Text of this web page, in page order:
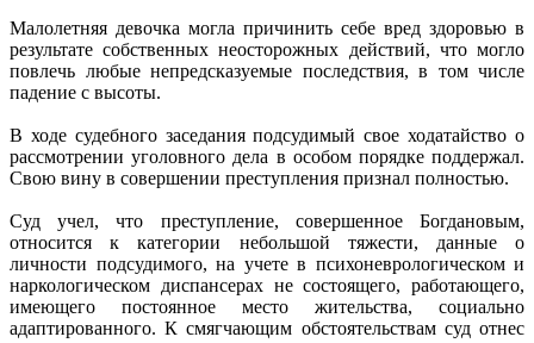
Малолетняя девочка могла причинить себе вред здоровью в
результате собственных неосторожных действий, что могло
повлечь любые непредсказуемые последствия, в том числе
падение с высоты.
В ходе судебного заседания подсудимый свое ходатайство о
рассмотрении уголовного дела в особом порядке поддержал.
Свою вину в совершении преступления признал полностью.
Суд учел, что преступление, совершенное Богдановым,
относится к категории небольшой тяжести, данные о
личности подсудимого, на учете в психоневрологическом и
наркологическом диспансерах не состоящего, работающего,
имеющего постоянное место жительства, социально
адаптированного. К смягчающим обстоятельствам суд отнес